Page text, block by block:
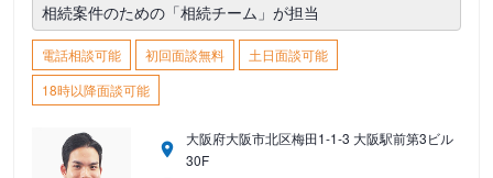
相続案件のための「相続チーム」が担当
電話相談可能 初回面談無料
土日面談可能
18時以降面談可能
大阪府大阪市北区梅田1-1-3 大阪駅前第3ビル
30F